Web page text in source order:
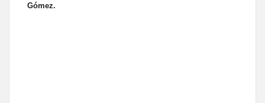
Gómez.